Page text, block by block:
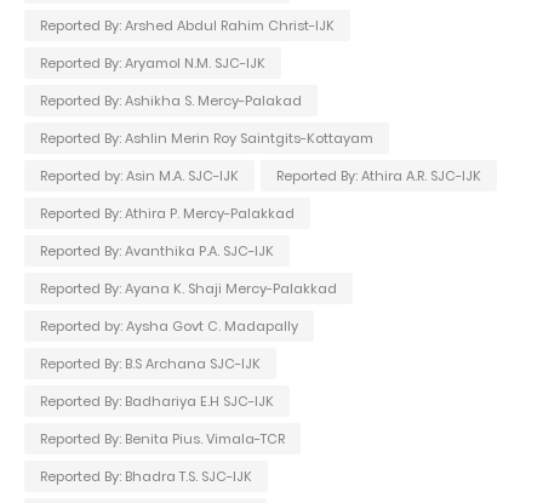
Reported By: Arshed Abdul Rahim Christ-IJK
Reported By: Aryamol N.M. SJC-IJK
Reported By: Ashikha S. Mercy-Palakad
Reported By: Ashlin Merin Roy Saintgits-Kottayam
Reported by: Asin M.A. SJC-IJK
Reported By: Athira A.R. SJC-IJK
Reported By: Athira P. Mercy-Palakkad
Reported By: Avanthika P.A. SJC-IJK
Reported By: Ayana K. Shaji Mercy-Palakkad
Reported by: Aysha Govt C. Madapally
Reported By: B.S Archana SJC-IJK
Reported By: Badhariya E.H SJC-IJK
Reported By: Benita Pius. Vimala-TCR
Reported By: Bhadra T.S. SJC-IJK